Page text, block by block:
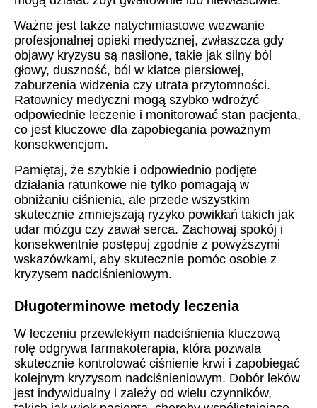
Ważne jest także natychmiastowe wezwanie
profesjonalnej opieki medycznej, zwłaszcza gdy
objawy kryzysu są nasilone, takie jak silny ból
głowy, duszność, ból w klatce piersiowej,
zaburzenia widzenia czy utrata przytomności.
Ratownicy medyczni mogą szybko wdrożyć
odpowiednie leczenie i monitorować stan pacjenta,
co jest kluczowe dla zapobiegania poważnym
konsekwencjom.
Pamiętaj, że szybkie i odpowiednio podjęte
działania ratunkowe nie tylko pomagają w
obniżaniu ciśnienia, ale przede wszystkim
skutecznie zmniejszają ryzyko powikłań takich jak
udar mózgu czy zawał serca. Zachowaj spokój i
konsekwentnie postępuj zgodnie z powyższymi
wskazówkami, aby skutecznie pomóc osobie z
kryzysem nadciśnieniowym.
Długoterminowe metody leczenia
W leczeniu przewlekłym nadciśnienia kluczową
rolę odgrywa farmakoterapia, która pozwala
skutecznie kontrolować ciśnienie krwi i zapobiegać
kolejnym kryzysom nadciśnieniowym. Dobór leków
jest indywidualny i zależy od wielu czynników,